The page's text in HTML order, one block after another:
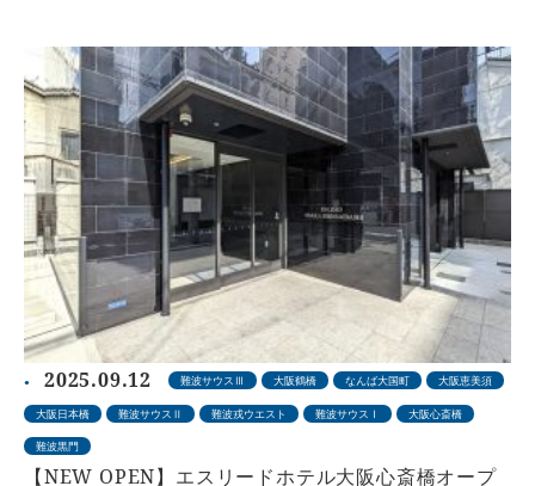
2025.09.12 難波サウスⅢ 大阪鶴橋 なんば大国町 大阪恵美須
大阪日本橋 難波サウスⅡ 難波戎ウエスト 難波サウスⅠ 大阪心斎橋
難波黒門
【NEW OPEN】エスリードホテル大阪心斎橋オープ